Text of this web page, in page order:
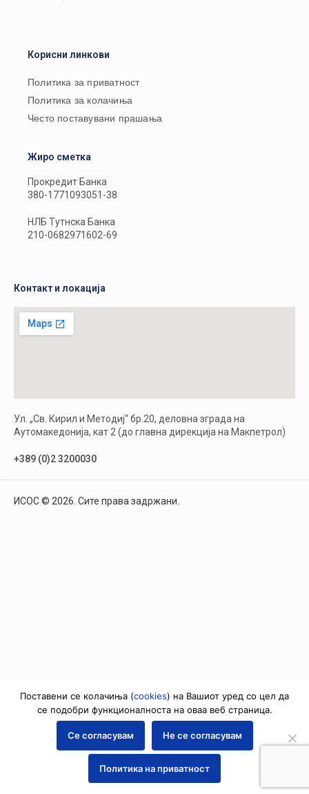
Корисни линкови
Политика за приватност
Политика за колачиња
Често поставувани прашања
Жиро сметка
Прокредит Банка
380-1771093051-38
НЛБ Тутнска Банка
210-0682971602-69
Контакт и локација
Ул. „Св. Кирил и Методиј“ бр.20, деловна зграда на
Аутомакедонија, кат 2 (до главна дирекција на Макпетрол)
+389 (0)2 3200030
ИСОС © 2026. Сите права задржани.
Поставени се колачиња (cookies) на Вашиот уред со цел да
се подобри функционалноста на оваа веб страница.
Се согласувам Не се согласувам
Политика на приватност